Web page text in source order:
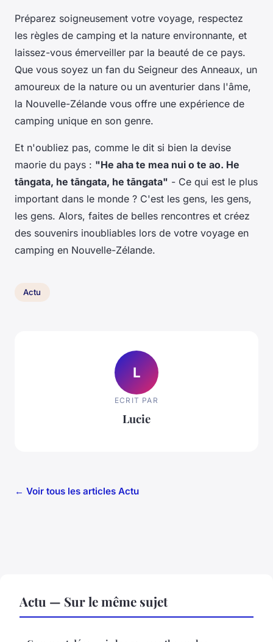
Préparez soigneusement votre voyage, respectez
les règles de camping et la nature environnante, et
laissez-vous émerveiller par la beauté de ce pays.
Que vous soyez un fan du Seigneur des Anneaux, un
amoureux de la nature ou un aventurier dans l'âme,
la Nouvelle-Zélande vous offre une expérience de
camping unique en son genre.
Et n'oubliez pas, comme le dit si bien la devise
maorie du pays : "He aha te mea nui o te ao. He
tāngata, he tāngata, he tāngata" - Ce qui est le plus
important dans le monde ? C'est les gens, les gens,
les gens. Alors, faites de belles rencontres et créez
des souvenirs inoubliables lors de votre voyage en
camping en Nouvelle-Zélande.
Actu
L
ECRIT PAR
Lucie
← Voir tous les articles Actu
Actu — Sur le même sujet